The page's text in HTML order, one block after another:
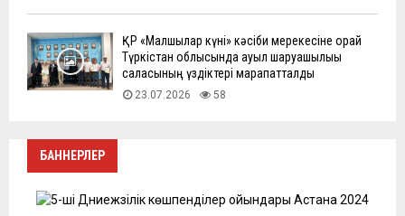
ҚР «Малшылар күні» кәсіби мерекесіне орай
Түркістан облысында ауыл шаруашылығы
саласының үздіктері марапатталды
23.07.2026 58
БАННЕРЛЕР